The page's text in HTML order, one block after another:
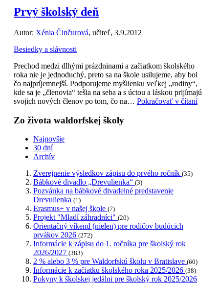
Prvý školský deň
Autor: Xénia Činčurová, učiteľ, 3.9.2012
Besiedky a slávnosti
Prechod medzi dlhými prázdninami a začiatkom školského
roka nie je jednoduchý, preto sa na škole usilujeme, aby bol
čo najpríjemnejší. Podporujeme myšlienku veľkej „rodiny“,
kde sa je „členovia“ tešia na seba a s úctou a láskou prijímajú
svojich nových členov po tom, čo na… Pokračovať v čítaní
Zo života waldorfskej školy
Najnovšie
30 dní
Archív
Zverejnenie výsledkov zápisu do prvého ročník (35)
Bábkové divadlo „Drevulienka“ (3)
Pozvánka na bábkové divadelné predstavenie
Drevulienka (1)
Erasmus+ v našej škole (7)
Projekt "Mladí záhradníci" (20)
Orientačný víkend (nielen) pre rodičov budúcich
prvákov 2026 (272)
Informácie k zápisu do 1. ročníka pre školský rok
2026/2027 (383)
2 % alebo 3 % pre Waldorfskú školu v Bratislave (60)
Informácie k začiatku školského roka 2025/2026 (38)
Pokyny k školskej jedálni pre školský rok 2025/2026